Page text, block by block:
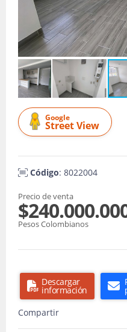
Google
Street View
Código: 8022004
Precio de venta
Pesos Colombianos
Descargar
información
Compartir